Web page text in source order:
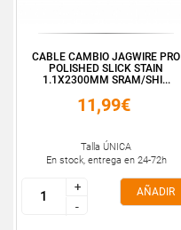
CABLE CAMBIO JAGWIRE PRO
POLISHED SLICK STAIN
1.1X2300MM SRAM/SHI...
11,99€
Talla ÚNICA
En stock, entrega en 24-72h
+
-
+
-
AÑADIR